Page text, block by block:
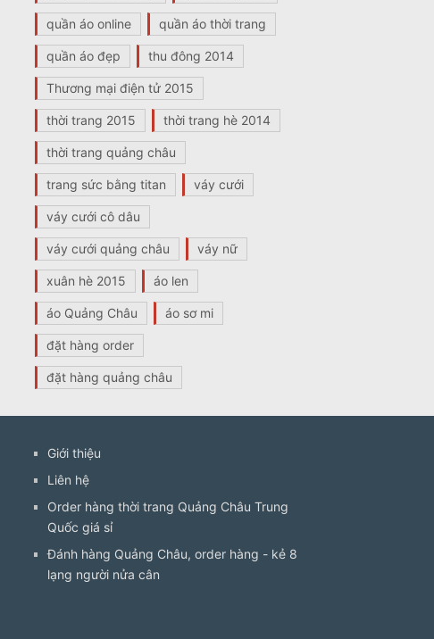
quần áo online quần áo thời trang
quần áo đẹp thu đông 2014
Thương mại điện tử 2015
thời trang 2015 thời trang hè 2014
thời trang quảng châu
trang sức bằng titan váy cưới
váy cưới cô dâu
váy cưới quảng châu váy nữ
xuân hè 2015 áo len
áo Quảng Châu áo sơ mi
đặt hàng order
đặt hàng quảng châu
Giới thiệu
Liên hệ
Order hàng thời trang Quảng Châu Trung
Quốc giá sỉ
Đánh hàng Quảng Châu, order hàng - kẻ 8
lạng người nửa cân